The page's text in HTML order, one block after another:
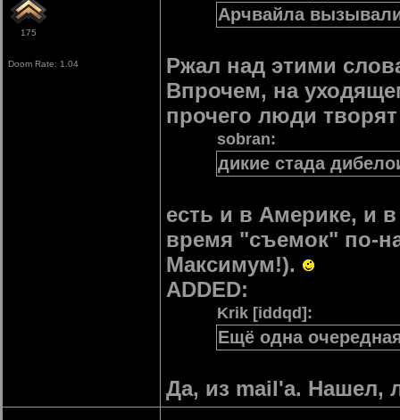
175
Doom Rate: 1.04
Арчвайла
Ржал над этими
Впрочем, на
прочего люди
sobran:
дикие стада
есть и в Америке, и
время "съемок" по-
Максимум!).
ADDED:
Krik [iddqd]:
Ещё одна
Да, из mail'а. Нашел,